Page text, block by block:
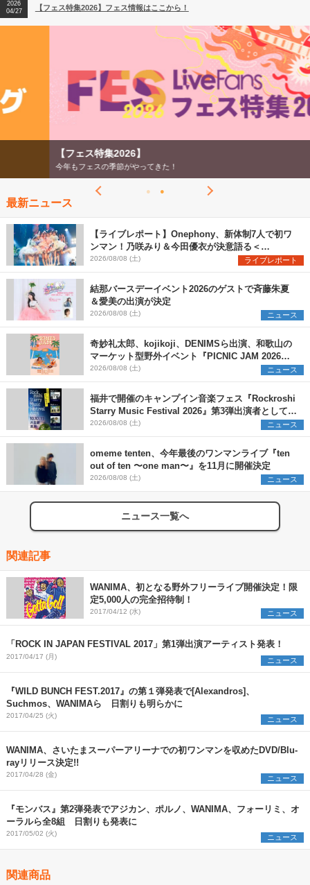
2026
04/27
【フェス特集2026】フェス情報はここから！
2026
【ライブ動員ランキング】2026年上半期編発表！
【フェス特集2026】
今年もフェスの季節がやってきた！
最新ニュース
【ライブレポート】Onephony、新体制7人で初ワ
ンマン！乃咲みり＆今田優衣が決意語る＜
Onephony新体制1st Oneman Live はじまりの夏
＞
2026/08/08 (土) ライブレポート
結那バースデーイベント2026のゲストで斉藤朱夏
＆愛美の出演が決定
2026/08/08 (土) ニュース
奇妙礼太郎、kojikoji、DENIMSら出演、和歌山の
マーケット型野外イベント『PICNIC JAM 2026』
早割チケット発売開始
2026/08/08 (土) ニュース
福井で開催のキャンプイン音楽フェス『Rockroshi
Starry Music Festival 2026』第3弾出演者として
SCOOBIE DO、かりゆし58、Reiを発表
2026/08/08 (土) ニュース
omeme tenten、今年最後のワンマンライブ『ten
out of ten 〜one man〜』を11月に開催決定
2026/08/08 (土) ニュース
ニュース一覧へ
関連記事
WANIMA、初となる野外フリーライブ開催決定！限
定5,000人の完全招待制！
2017/04/12 (水) ニュース
「ROCK IN JAPAN FESTIVAL 2017」第1弾出演アーティスト発表！
2017/04/17 (月) ニュース
『WILD BUNCH FEST.2017』の第１弾発表で[Alexandros]、
Suchmos、WANIMAら 日割りも明らかに
2017/04/25 (火) ニュース
WANIMA、さいたまスーパーアリーナでの初ワンマンを収めたDVD/Blu-
rayリリース決定!!
2017/04/28 (金) ニュース
『モンバス』第2弾発表でアジカン、ポルノ、WANIMA、フォーリミ、オ
ーラルら全8組 日割りも発表に
2017/05/02 (火) ニュース
関連商品